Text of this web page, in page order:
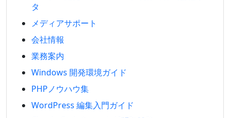
タ
メディアサポート
会社情報
業務案内
Windows 開発環境ガイド
PHPノウハウ集
WordPress 編集入門ガイド